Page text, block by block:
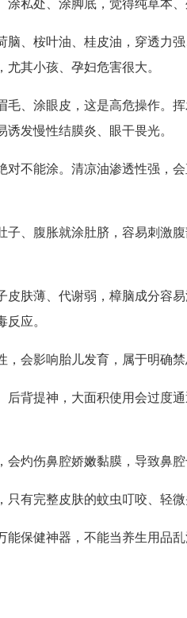
私处、涂脚底，觉得纯草本、
脑、桉叶油、桂皮油 ，穿透力
其小孩、孕妇危害很大。
毛、涂眼皮，这是高危操作。
发慢性结膜炎、眼干畏光。
对不能涂。清凉油渗透性强，
子、腹胀就涂肚脐，容易刺激
皮肤薄、代谢弱， 樟脑成分容
应。
会影响胎儿发育，属于明确禁
后背提神，大面积使用会过度
会灼伤鼻腔娇嫩黏膜，导致鼻
只有完整皮肤的蚊虫叮咬、轻
能保健神器，不能当养生用品